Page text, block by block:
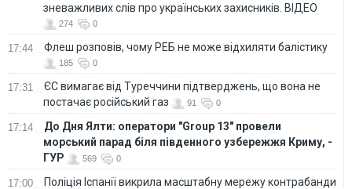
зневажливих слів про українських захисників. ВІДЕО
274 0
17:44 Флеш розповів, чому РЕБ не може відхиляти балістику
185 0
17:31
ЄС вимагає від Туреччини підтверджень, що вона не
постачає російський газ
91 0
17:14
До Дня Ялти: оператори "Group 13" провели
морський парад біля південного узбережжя Криму, -
ГУР
569 0
17:00
Поліція Іспанії викрила масштабну мережу контрабанди